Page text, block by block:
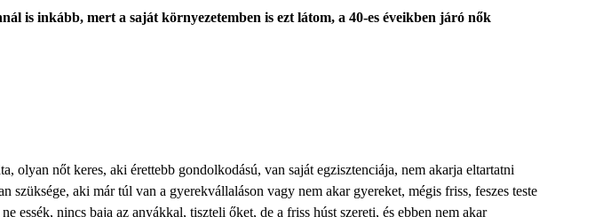
is inkább, mert a saját környezetemben is ezt látom, a 40-es éveikben járó nők
olyan nőt keres, aki érettebb gondolkodású, van saját egzisztenciája, nem akarja eltartatni
aki már túl van a gyerekvállaláson vagy nem akar gyereket, mégis friss, feszes teste
essék, nincs baja az anyákkal, tiszteli őket, de a friss húst szereti, és ebben nem akar